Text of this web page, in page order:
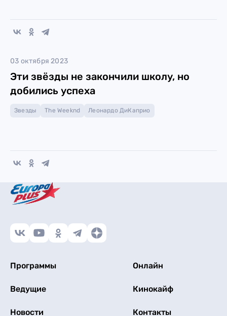
03 октября 2023
Эти звёзды не закончили школу, но
добились успеха
Звезды The Weeknd Леонардо ДиКаприо
Программы Онлайн
Ведущие Кинокайф
Новости Контакты